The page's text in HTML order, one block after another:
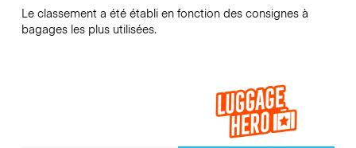
Le classement a été établi en fonction des consignes à
bagages les plus utilisées.